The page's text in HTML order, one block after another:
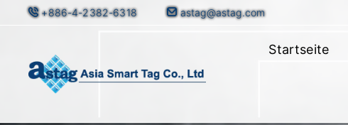
+886-4-2382-6318 astag@astag.com
Startseite